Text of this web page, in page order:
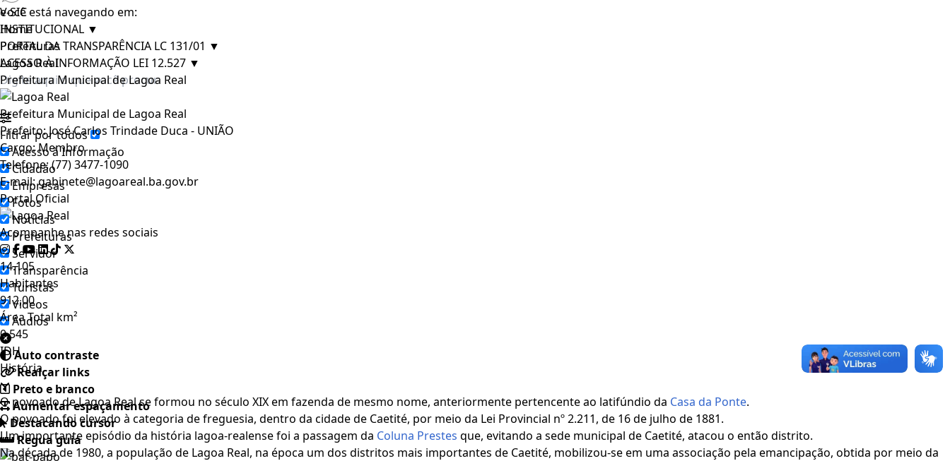
e-SIC
INSTITUCIONAL ▼
PORTAL DA TRANSPARÊNCIA LC 131/01 ▼
ACESSO À INFORMAÇÃO LEI 12.527 ▼
Filtrar por todos
Acesso à Informação
Cidadão
Empresas
Fotos
Notícias
Prefeituras
Servidor
Transparência
Turistas
Videos
Áudios
Auto contraste
Realçar links
Preto e branco
Aumentar espaçamento
Destacando cursor
Regua guia
Você está navegando em:
Home
Prefeituras
Lagoa Real
Prefeitura Municipal de Lagoa Real
Prefeitura Municipal de Lagoa Real
Prefeito:José Carlos Trindade Duca - UNIÃO
Cargo:Membro
Telefone:(77) 3477-1090
E-mail:gabinete@lagoareal.ba.gov.br
Portal Oficial
Acompanhe nas redes sociais
14.105
Habitantes
912,00
Área Total km²
0,545
IDH
História
O povoado de Lagoa Real se formou no século XIX em fazenda de mesmo nome, anteriormente pertencente ao latifúndio da Casa da Ponte.
O povoado foi elevado à categoria de freguesia, dentro da cidade de Caetité, por meio da Lei Provincial nº 2.211, de 16 de julho de 1881.
Um importante episódio da história lagoa-realense foi a passagem da Coluna Prestes que, evitando a sede municipal de Caetité, atacou o então distrito.
Na década de 1980, a população de Lagoa Real, na época um dos distritos mais importantes de Caetité, mobilizou-se em uma associação pela emancipação, obtida por meio da